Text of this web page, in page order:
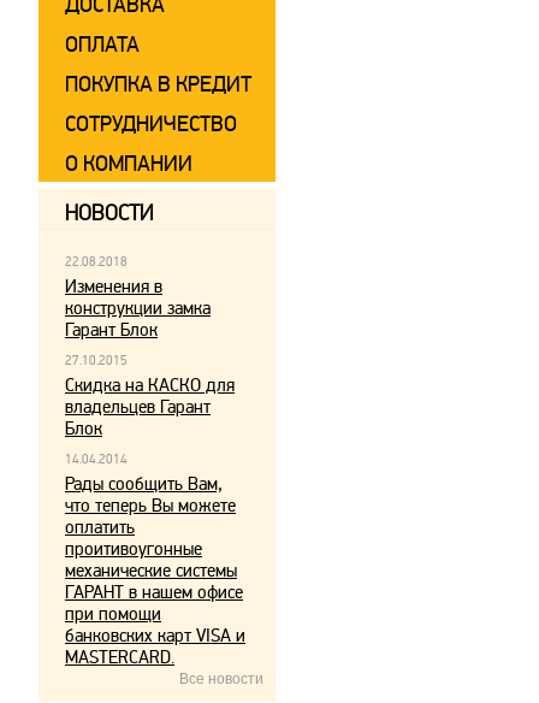
ДОСТАВКА
ОПЛАТА
ПОКУПКА В КРЕДИТ
СОТРУДНИЧЕСТВО
О КОМПАНИИ
НОВОСТИ
22.08.2018
Изменения в
конструкции замка
Гарант Блок
27.10.2015
Скидка на КАСКО для
владельцев Гарант
Блок
14.04.2014
Рады сообщить Вам,
что теперь Вы можете
оплатить
проитивоугонные
механические системы
ГАРАНТ в нашем офисе
при помощи
банковских карт VISA и
MASTERCARD.
Все новости